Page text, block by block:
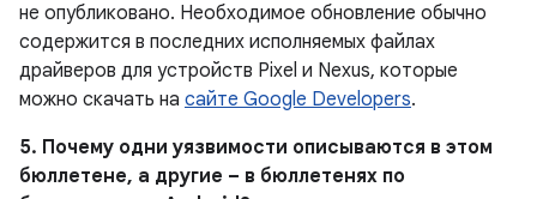
не опубликовано. Необходимое обновление обычно
содержится в последних исполняемых файлах
драйверов для устройств Pixel и Nexus, которые
можно скачать на сайте Google Developers.
5. Почему одни уязвимости описываются в этом
бюллетене, а другие – в бюллетенях по